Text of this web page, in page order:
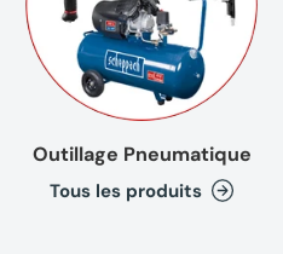
Outillage Pneumatique
Tous les produits